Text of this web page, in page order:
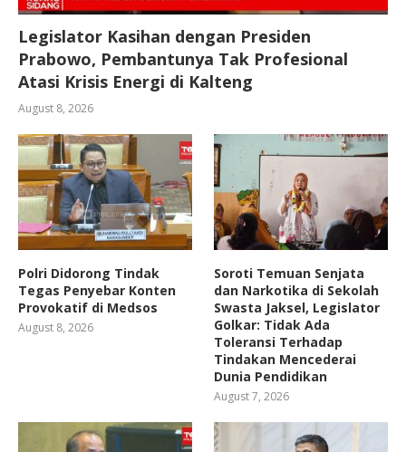
Legislator Kasihan dengan Presiden
Prabowo, Pembantunya Tak Profesional
Atasi Krisis Energi di Kalteng
August 8, 2026
Polri Didorong Tindak
Tegas Penyebar Konten
Provokatif di Medsos
August 8, 2026
Soroti Temuan Senjata
dan Narkotika di Sekolah
Swasta Jaksel, Legislator
Golkar: Tidak Ada
Toleransi Terhadap
Tindakan Mencederai
Dunia Pendidikan
August 7, 2026